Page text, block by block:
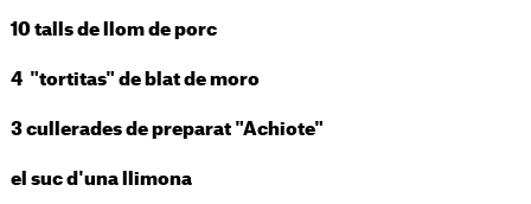
10 talls de llom de porc
4 "tortitas" de blat de moro
3 cullerades de preparat "Achiote"
el suc d'una llimona